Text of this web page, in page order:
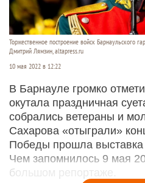
Торжественное построение войск Барнаульского
Дмитрий Лямзин, altapress.ru
10 мая 2022 в 12:22
В Барнауле громко
окутала праздничная
собрались ветераны и
Сахарова «отыграли»
Победы прошла выставка
Чем запомнилось 9 мая
большом репортаже.